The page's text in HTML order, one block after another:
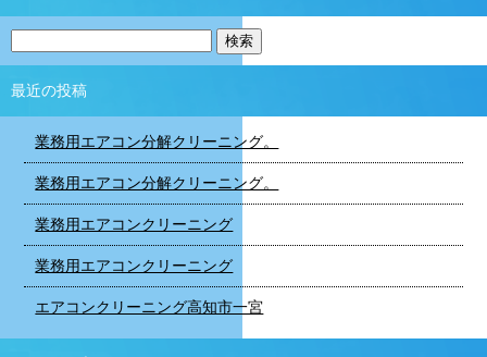
最近の投稿
業務用エアコン分解クリーニング。
業務用エアコン分解クリーニング。
業務用エアコンクリーニング
業務用エアコンクリーニング
エアコンクリーニング高知市一宮